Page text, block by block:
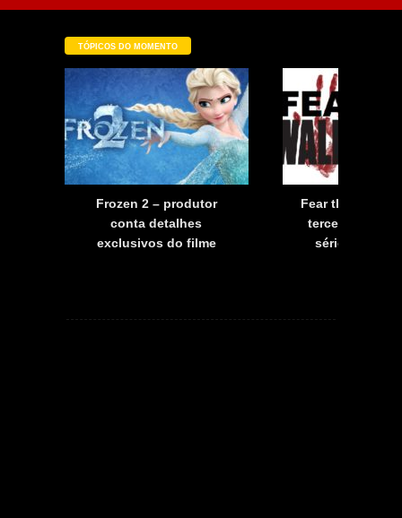
TÓPICOS DO MOMENTO
Frozen 2 – produtor
conta detalhes
exclusivos do filme
Fear the
terceira
série já tem